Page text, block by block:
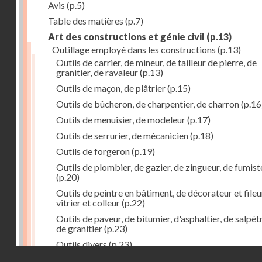
Avis (p.5)
Table des matières (p.7)
Art des constructions et génie civil (p.13)
Outillage employé dans les constructions (p.13)
Outils de carrier, de mineur, de tailleur de pierre, de
granitier, de ravaleur(p.13)
Outils de maçon, de plâtrier(p.15)
Outils de bûcheron, de charpentier, de charron
Outils de menuisier, de modeleur(p.17)
Outils de serrurier, de mécanicien(p.18)
Outils de forgeron(p.19)
Outils de plombier, de gazier, de zingueur, de
(p.20)
Outils de peintre en bâtiment, de décorateur et
vitrier et colleur(p.22)
Outils de paveur, de bitumier, d'asphaltier, de
de granitier(p.23)
Outils divers(p.23)